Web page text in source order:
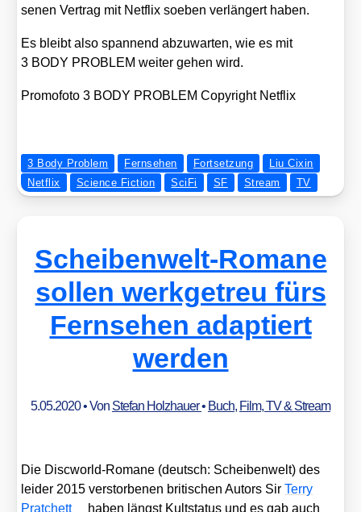
se­nen Ver­trag mit Net­flix soeben ver­län­gert haben.
Es bleibt also span­nend abzu­war­ten, wie es mit
3 BODY PROBLEM wei­ter gehen wird.
Pro­mo­fo­to 3 BODY PROBLEM Copy­right Net­flix
3 Body Problem Fernsehen Fortsetzung
Liu Cixin
Netflix
Science Fiction SciFi SF Stream TV
Scheibenwelt-Romane
sollen werkgetreu fürs
Fernsehen adaptiert
werden
5.05.2020• Von Stefan Holzhauer• Buch, Film, TV & Stream
Die Disc­world-Roma­ne (deutsch: Schei­ben­welt) des
lei­der 2015 ver­stor­be­nen bri­ti­schen Autors SirTer­ry
Prat­chett
haben längst Kult­sta­tus und es gab auch